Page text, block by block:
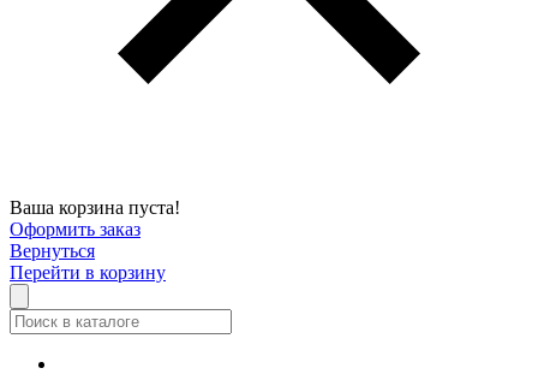
Ваша корзина пуста!
Оформить заказ
Вернуться
Перейти в корзину